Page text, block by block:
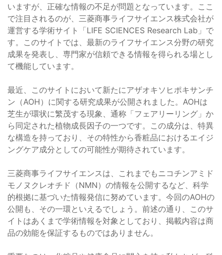
いますが、正確な情報の不足が問題となっています。ここ
で注目されるのが、三菱商事ライフサイエンス株式会社が
運営する学術サイト「LIFE SCIENCES Research Lab」で
す。このサイトでは、最新のライフサイエンス分野の研究
成果を発表し、専門家が信頼できる情報を得られる場とし
て機能しています。
最近、このサイトにおいて新たにアザオキソヒポキサンチ
ン（AOH）に関する研究成果が公開されました。AOHは
芝生が環状に繁茂する現象、通称「フェアリーリング」か
ら同定された植物成長因子の一つです。この成分は、特異
な構造を持っており、その特性から香粧品におけるエイジ
ングケア成分としての可能性が期待されています。
三菱商事ライフサイエンスは、これまでもニコチンアミド
モノヌクレオチド（NMN）の情報を公開するなど、科学
的根拠に基づいた情報発信に努めています。今回のAOHの
公開も、その一環といえるでしょう。前述の通り、このサ
イトはあくまで学術情報を対象としており、掲載内容は商
品の効能を保証するものではありません。